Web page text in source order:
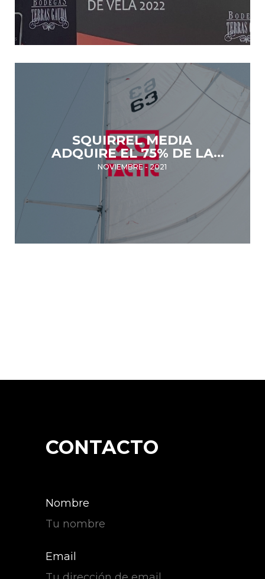
SQUIRREL MEDIA
ADQUIRE EL 75% DE LA
PRODUCTORA
AUDIOVISUAL TACTIC,
SECTOR NÁUTICO
NOVIEMBRE - 2021
CONTACTO
Nombre
Email